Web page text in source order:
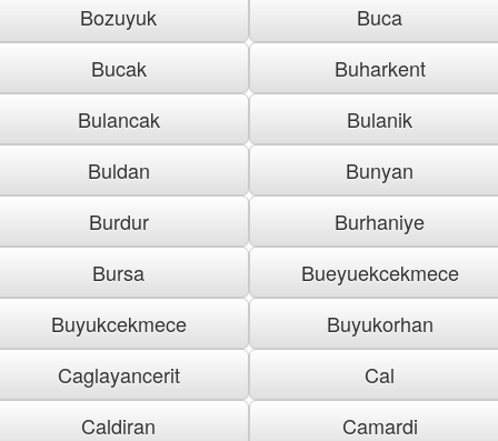
Bozuyuk
Buca
Bucak
Buharkent
Bulancak
Bulanik
Buldan
Bunyan
Burdur
Burhaniye
Bursa
Bueyuekcekmece
Buyukcekmece
Buyukorhan
Caglayancerit
Cal
Caldiran
Camardi